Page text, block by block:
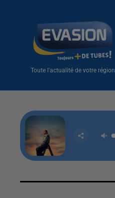
Toute l'actualité de votre région